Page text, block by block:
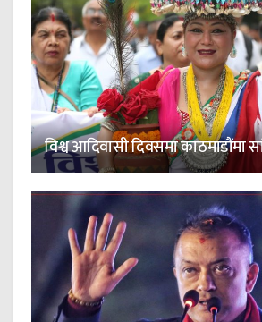
विश्व आदिवासी दिवसमा काठमाडौंमा